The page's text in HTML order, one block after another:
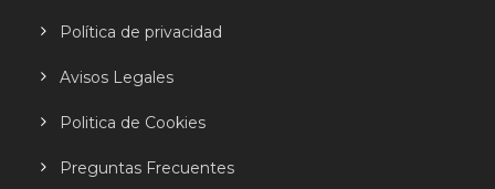
Política de privacidad
Avisos Legales
Politica de Cookies
Preguntas Frecuentes